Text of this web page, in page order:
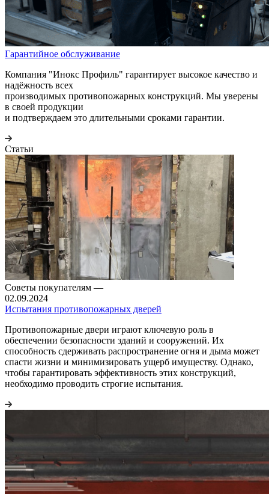
Гарантийное обслуживание
Компания "Инокс Профиль" гарантирует высокое качество и
надёжность всех
производимых противопожарных конструкций. Мы уверены
в своей продукции
и подтверждаем это длительными сроками гарантии.
Статьи
Советы покупателям —
02.09.2024
Испытания противопожарных дверей
Противопожарные двери играют ключевую роль в
обеспечении безопасности зданий и сооружений. Их
способность сдерживать распространение огня и дыма может
спасти жизни и минимизировать ущерб имуществу. Однако,
чтобы гарантировать эффективность этих конструкций,
необходимо проводить строгие испытания.